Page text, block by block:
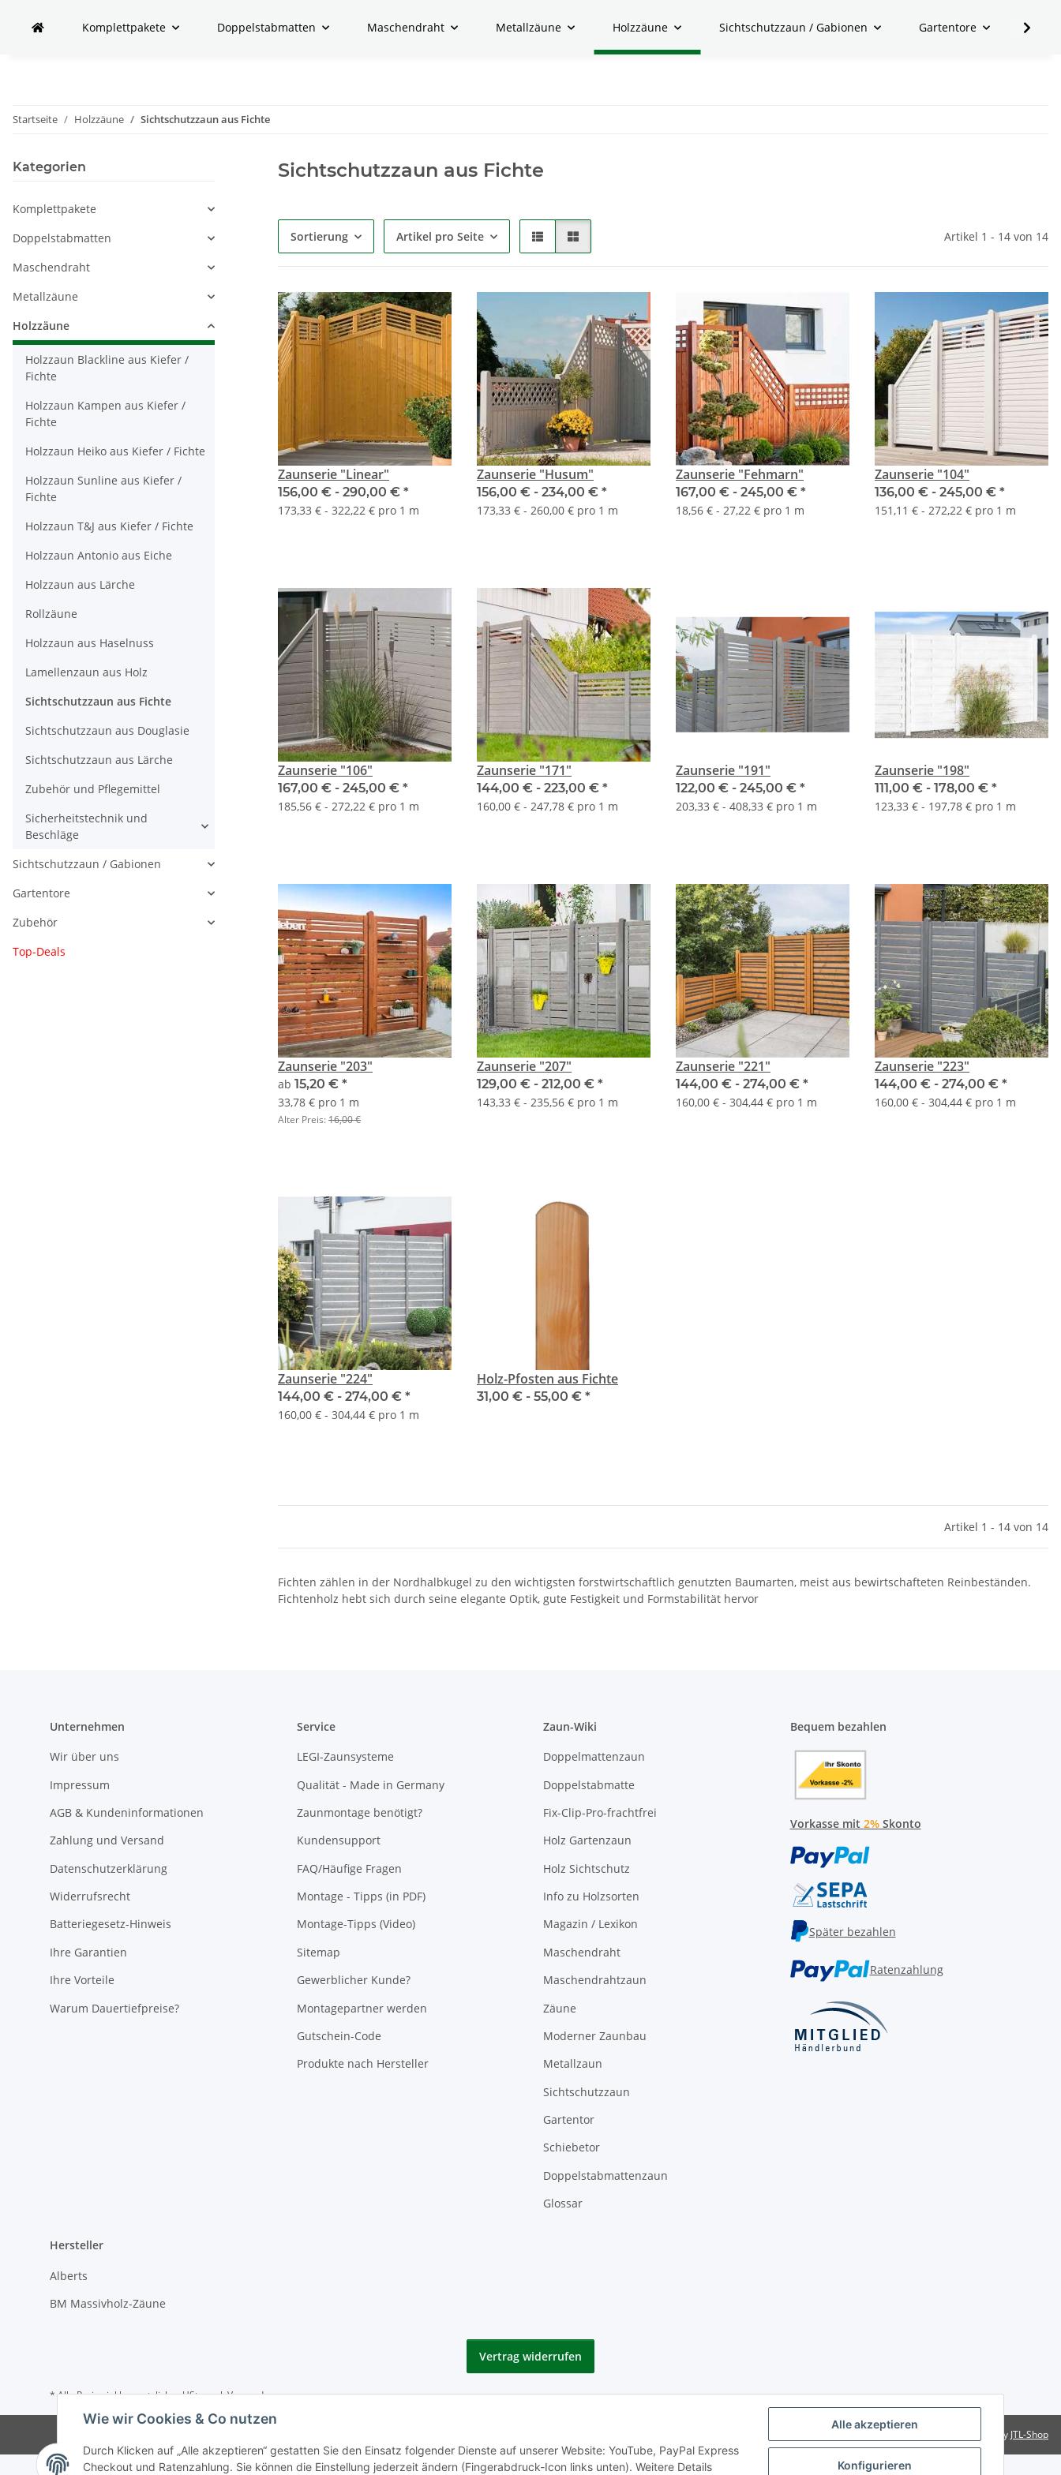
Alle akzeptieren
Konfigurieren
Wie wir Cookies & Co nutzen
Durch Klicken auf „Alle akzeptieren“ gestatten Sie den Einsatz folgender Dienste auf unserer Website: YouTube, PayPal Express
Checkout und Ratenzahlung. Sie können die Einstellung jederzeit ändern (Fingerabdruck-Icon links unten). Weitere Details
Komplettpakete Doppelstabmatten Maschendraht Metallzäune Holzzäune Sichtschutzzaun / Gabionen Gartentore
Startseite Holzzäune Sichtschutzzaun aus Fichte
Sichtschutzzaun aus Fichte
Sortierung Artikel pro Seite Artikel 1 - 14 von 14
Zaunserie "Linear"
156,00 € - 290,00 € *
173,33 € - 322,22 € pro 1 m
Zaunserie "Husum"
156,00 € - 234,00 € *
173,33 € - 260,00 € pro 1 m
Zaunserie "Fehmarn"
167,00 € - 245,00 € *
18,56 € - 27,22 € pro 1 m
Zaunserie "104"
136,00 € - 245,00 € *
151,11 € - 272,22 € pro 1 m
Zaunserie "106"
167,00 € - 245,00 € *
185,56 € - 272,22 € pro 1 m
Zaunserie "171"
144,00 € - 223,00 € *
160,00 € - 247,78 € pro 1 m
Zaunserie "191"
122,00 € - 245,00 € *
203,33 € - 408,33 € pro 1 m
Zaunserie "198"
111,00 € - 178,00 € *
123,33 € - 197,78 € pro 1 m
Zaunserie "203"
ab 15,20 € *
33,78 € pro 1 m
Alter Preis:16,00 €
Zaunserie "207"
129,00 € - 212,00 € *
143,33 € - 235,56 € pro 1 m
Zaunserie "221"
144,00 € - 274,00 € *
160,00 € - 304,44 € pro 1 m
Zaunserie "223"
144,00 € - 274,00 € *
160,00 € - 304,44 € pro 1 m
Zaunserie "224"
144,00 € - 274,00 € *
160,00 € - 304,44 € pro 1 m
Holz-Pfosten aus Fichte
31,00 € - 55,00 € *
Artikel 1 - 14 von 14
Fichten zählen in der Nordhalbkugel zu den wichtigsten forstwirtschaftlich genutzten Baumarten, meist aus bewirtschafteten Reinbeständen.
Fichtenholz hebt sich durch seine elegante Optik, gute Festigkeit und Formstabilität hervor
Kategorien
Komplettpakete
Doppelstabmatten
Maschendraht
Metallzäune
Holzzäune
Holzzaun Blackline aus Kiefer /
Fichte
Holzzaun Kampen aus Kiefer /
Fichte
Holzzaun Heiko aus Kiefer / Fichte
Holzzaun Sunline aus Kiefer /
Fichte
Holzzaun T&J aus Kiefer / Fichte
Holzzaun Antonio aus Eiche
Holzzaun aus Lärche
Rollzäune
Holzzaun aus Haselnuss
Lamellenzaun aus Holz
Sichtschutzzaun aus Fichte
Sichtschutzzaun aus Douglasie
Sichtschutzzaun aus Lärche
Zubehör und Pflegemittel
Sicherheitstechnik und
Beschläge
Sichtschutzzaun / Gabionen
Gartentore
Zubehör
Top-Deals
Unternehmen
Wir über uns
Impressum
AGB & Kundeninformationen
Zahlung und Versand
Datenschutzerklärung
Widerrufsrecht
Batteriegesetz-Hinweis
Ihre Garantien
Ihre Vorteile
Warum Dauertiefpreise?
Service
LEGI-Zaunsysteme
Qualität - Made in Germany
Zaunmontage benötigt?
Kundensupport
FAQ/Häufige Fragen
Montage - Tipps (in PDF)
Montage-Tipps (Video)
Sitemap
Gewerblicher Kunde?
Montagepartner werden
Gutschein-Code
Produkte nach Hersteller
Zaun-Wiki
Doppelmattenzaun
Doppelstabmatte
Fix-Clip-Pro-frachtfrei
Holz Gartenzaun
Holz Sichtschutz
Info zu Holzsorten
Magazin / Lexikon
Maschendraht
Maschendrahtzaun
Zäune
Moderner Zaunbau
Metallzaun
Sichtschutzzaun
Gartentor
Schiebetor
Doppelstabmattenzaun
Glossar
Bequem bezahlen
Vorkasse mit 2%Skonto
Später bezahlen
Ratenzahlung
Hersteller
Alberts
BM Massivholz-Zäune
Vertrag widerrufen
* Alle Preise inkl. gesetzlicher USt., zzgl.Versand
Powered by JTL-Shop